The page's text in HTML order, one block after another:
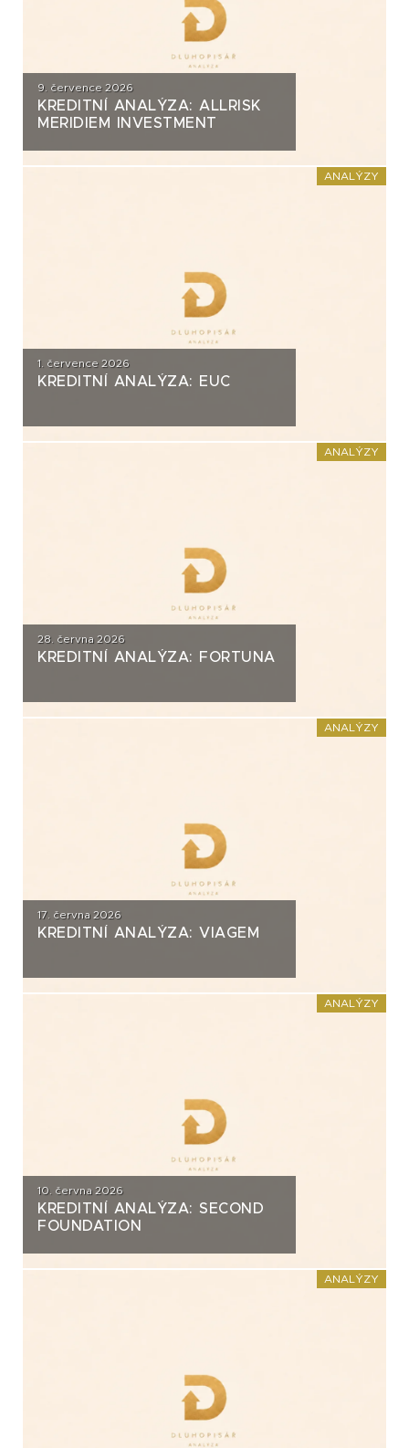
9. července 2026
KREDITNÍ ANALÝZA: ALLRISK
MERIDIEM INVESTMENT
ANALÝZY
1. července 2026
KREDITNÍ ANALÝZA: EUC
ANALÝZY
28. června 2026
KREDITNÍ ANALÝZA: FORTUNA
ANALÝZY
17. června 2026
KREDITNÍ ANALÝZA: VIAGEM
ANALÝZY
10. června 2026
KREDITNÍ ANALÝZA: SECOND
FOUNDATION
ANALÝZY